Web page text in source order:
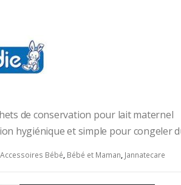
300.00
MAD.
de conservation pour lait maternel
hygiénique et simple pour congeler
Accessoires Bébé, Bébé et Maman, Jannatecare